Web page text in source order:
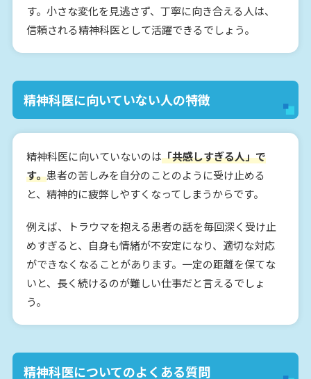
す。小さな変化を見逃さず、丁寧に向き合える人は、
信頼される精神科医として活躍できるでしょう。
精神科医に向いていない人の特徴
精神科医に向いていないのは「共感しすぎる人」で
す。患者の苦しみを自分のことのように受け止める
と、精神的に疲弊しやすくなってしまうからです。
例えば、トラウマを抱える患者の話を毎回深く受け止
めすぎると、自身も情緒が不安定になり、適切な対応
ができなくなることがあります。一定の距離を保てな
いと、長く続けるのが難しい仕事だと言えるでしょ
う。
精神科医についてのよくある質問